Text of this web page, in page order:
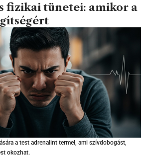
fizikai tünetei: amikor a
a test adrenalint termel, ami szívdobogást,
okozhat.